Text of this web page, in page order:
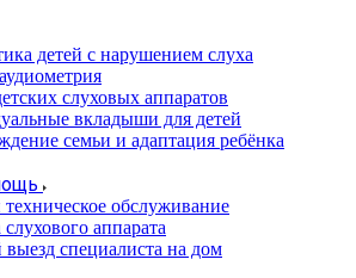
детей с нарушением слуха
слуховых аппаратов
вкладыши для детей
семьи и адаптация ребёнка
обслуживание
слухового аппарата
специалиста на дом